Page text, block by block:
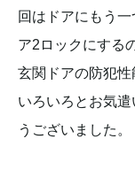
回はドアにもう
ア2ロックにする
玄関ドアの防犯性
いろいろとお気
うございました。